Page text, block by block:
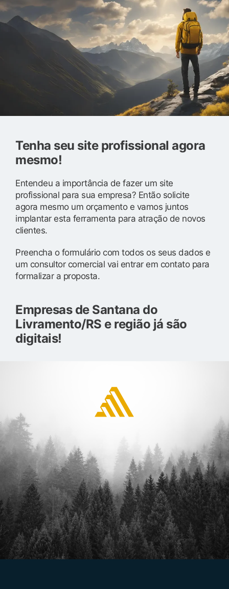
Tenha seu site profissional agora
mesmo!
Entendeu a importância de fazer um site
profissional para sua empresa? Então solicite
agora mesmo um orçamento e vamos juntos
implantar esta ferramenta para atração de novos
clientes.
Preencha o formulário com todos os seus dados e
um consultor comercial vai entrar em contato para
formalizar a proposta.
Empresas de Santana do
Livramento/RS e região já são
digitais!